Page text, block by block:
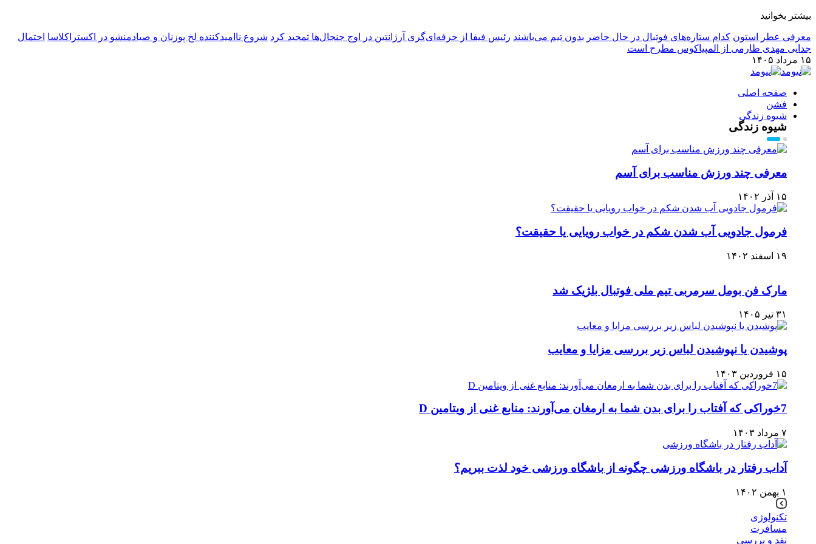
بیشتر بخوانید
معرفی عطر استون کدام ستاره‌های فوتبال در حال حاضر بدون تیم می‌باشند رئیس فیفا از حرفه‌ای‌گری آرژانتین در اوج جنجال‌ها تمجید کرد شروع ناامیدکننده لخ پوزنان و صیادمنشو در اکستراکلاسا احتمال
جدایی مهدی طارمی از المپیاکوس مطرح است
۱۵ مرداد ۱۴۰۵
صفحه اصلی
فشن
شیوه زندگی
شیوه زندگی
معرفی چند ورزش مناسب برای آسم
۱۵ آذر ۱۴۰۲
فرمول جادویی آب شدن شکم در خواب رویایی یا حقیقت؟
۱۹ اسفند ۱۴۰۲
مارک فن بومل سرمربی تیم ملی فوتبال بلژیک شد
۳۱ تیر ۱۴۰۵
پوشیدن یا نپوشیدن لباس زیر بررسی مزایا و معایب
۱۵ فروردین ۱۴۰۳
7خوراکی که آفتاب را برای بدن شما به ارمغان می‌آورند: منابع غنی از ویتامین D
۷ مرداد ۱۴۰۳
آداب رفتار در باشگاه ورزشی چگونه از باشگاه ورزشی خود لذت ببریم؟
۱ بهمن ۱۴۰۲
تکنولوژی
مسافرت
نقد و بررسی